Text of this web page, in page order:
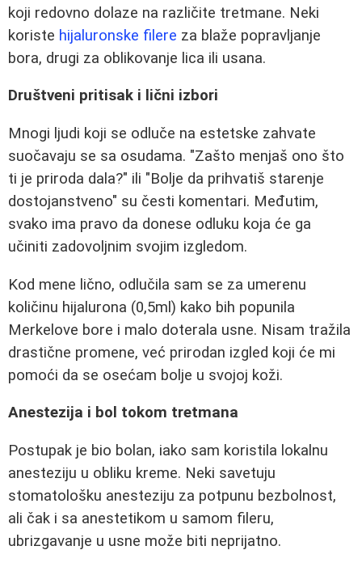
koji redovno dolaze na različite tretmane. Neki
koriste hijaluronske filere za blaže popravljanje
bora, drugi za oblikovanje lica ili usana.
Društveni pritisak i lični izbori
Mnogi ljudi koji se odluče na estetske zahvate
suočavaju se sa osudama. "Zašto menjaš ono što
ti je priroda dala?" ili "Bolje da prihvatiš starenje
dostojanstveno" su česti komentari. Međutim,
svako ima pravo da donese odluku koja će ga
učiniti zadovoljnim svojim izgledom.
Kod mene lično, odlučila sam se za umerenu
količinu hijalurona (0,5ml) kako bih popunila
Merkelove bore i malo doterala usne. Nisam tražila
drastične promene, već prirodan izgled koji će mi
pomoći da se osećam bolje u svojoj koži.
Anestezija i bol tokom tretmana
Postupak je bio bolan, iako sam koristila lokalnu
anesteziju u obliku kreme. Neki savetuju
stomatološku anesteziju za potpunu bezbolnost,
ali čak i sa anestetikom u samom fileru,
ubrizgavanje u usne može biti neprijatno.